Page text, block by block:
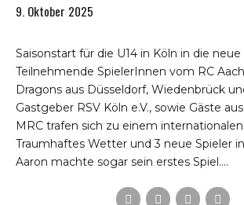
9. Oktober 2025
Saisonstart für die U14 in Köln in die neue
Teilnehmende SpielerInnen vom RC
Dragons aus Düsseldorf, Wiedenbrück
Gastgeber RSV Köln e.V., sowie Gäste
MRC trafen sich zu einem
Traumhaftes Wetter und 3 neue Spieler
Aaron machte sogar sein erstes Spiel....